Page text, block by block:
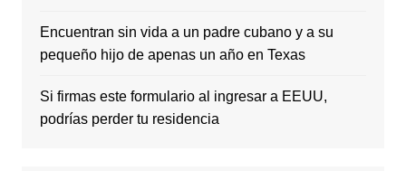
Encuentran sin vida a un padre cubano y a su
pequeño hijo de apenas un año en Texas
Si firmas este formulario al ingresar a EEUU,
podrías perder tu residencia